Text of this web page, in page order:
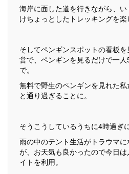
海岸に面した道を行きながら、
けちょっとしたトレッキングを楽
そしてペンギンスポットの看板
営で、ペンギンを見るだけで一
で。
無料で野生のペンギンを見れた
と通り過ぎることに。
そうこうしているうちに4時過ぎに
雨の中のテント生活がトラウマ
が、お天気も良かったので今日
イトを利用。